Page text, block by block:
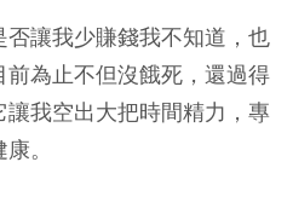
讓我少賺錢我不知道，也
為止不但沒餓死，還過得
我空出大把時間精力，專
。